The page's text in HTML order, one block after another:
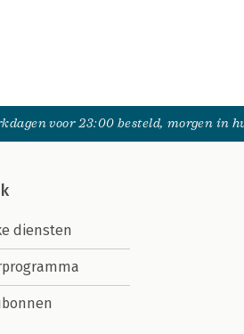
voor 23:00 besteld, morgen in
diensten